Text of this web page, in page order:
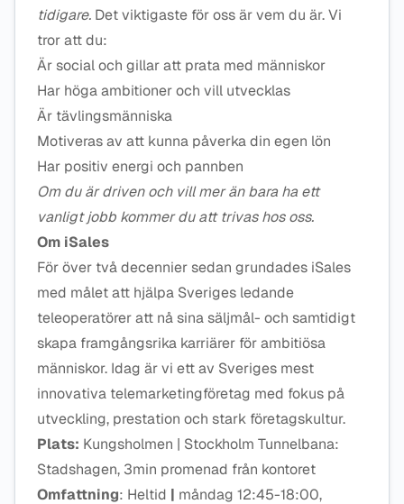
tidigare. Det viktigaste för oss är vem du är. Vi
tror att du:
Är social och gillar att prata med människor
Har höga ambitioner och vill utvecklas
Är tävlingsmänniska
Motiveras av att kunna påverka din egen lön
Har positiv energi och pannben
Om du är driven och vill mer än bara ha ett
vanligt jobb kommer du att trivas hos oss.
Om iSales
För över två decennier sedan grundades iSales
med målet att hjälpa Sveriges ledande
teleoperatörer att nå sina säljmål- och samtidigt
skapa framgångsrika karriärer för ambitiösa
människor. Idag är vi ett av Sveriges mest
innovativa telemarketingföretag med fokus på
utveckling, prestation och stark företagskultur.
Plats: Kungsholmen | Stockholm Tunnelbana:
Stadshagen, 3min promenad från kontoret
Omfattning: Heltid | måndag 12:45-18:00,